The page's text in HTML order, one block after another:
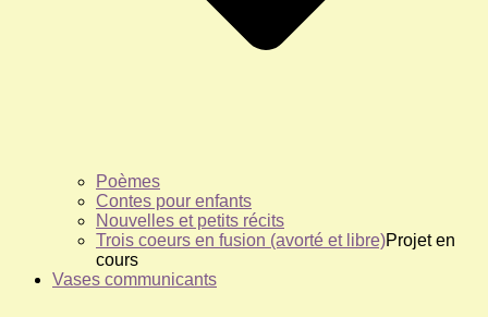
Poèmes
Contes pour enfants
Nouvelles et petits récits
Trois coeurs en fusion (avorté et libre)Projet en
cours
Vases communicants